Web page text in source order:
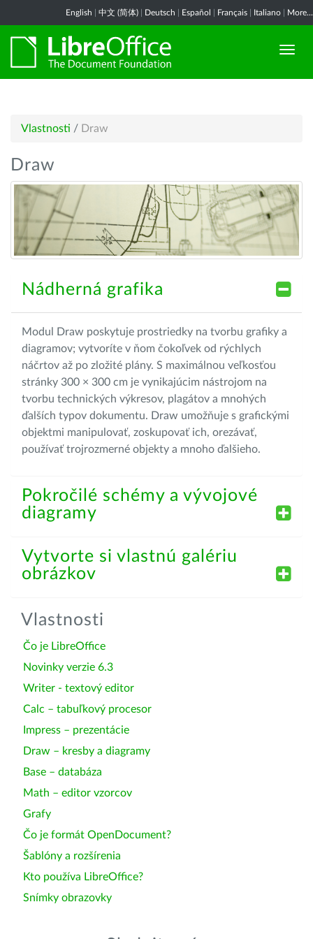
English 中文 (简体) Deutsch Español Français Italiano More...
Vlastnosti / Draw
Draw
Nádherná grafika
Modul Draw poskytuje prostriedky na tvorbu grafiky a
diagramov; vytvoríte v ňom čokoľvek od rýchlych
náčrtov až po zložité plány. S maximálnou veľkosťou
stránky 300 × 300 cm je vynikajúcim nástrojom na
tvorbu technických výkresov, plagátov a mnohých
ďalších typov dokumentu. Draw umožňuje s grafickými
objektmi manipulovať, zoskupovať ich, orezávať,
používať trojrozmerné objekty a mnoho ďalšieho.
Pokročilé schémy a vývojové
diagramy
Vytvorte si vlastnú galériu
obrázkov
Vlastnosti
Čo je LibreOffice
Novinky verzie 6.3
Writer - textový editor
Calc – tabuľkový procesor
Impress – prezentácie
Draw – kresby a diagramy
Base – databáza
Math – editor vzorcov
Grafy
Čo je formát OpenDocument?
Šablóny a rozšírenia
Kto používa LibreOffice?
Snímky obrazovky